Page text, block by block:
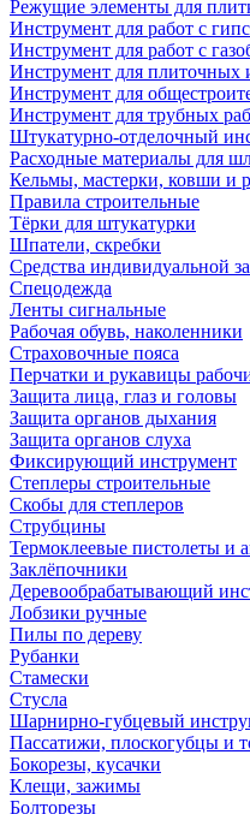
Режущие элементы для
Инструмент для работ с
Инструмент для работ с
Инструмент для плиточных
Инструмент для
Инструмент для трубных
Штукатурно-отделочный
Расходные материалы для
Кельмы, мастерки, ковши и
Правила строительные
Тёрки для штукатурки
Шпатели, скребки
Средства индивидуальной
Спецодежда
Ленты сигнальные
Рабочая обувь, наколенники
Страховочные пояса
Перчатки и рукавицы
Защита лица, глаз и головы
Защита органов дыхания
Защита органов слуха
Фиксирующий инструмент
Степлеры строительные
Скобы для степлеров
Струбцины
Термоклеевые пистолеты и
Заклёпочники
Деревообрабатывающий
Лобзики ручные
Пилы по дереву
Рубанки
Стамески
Стусла
Шарнирно-губцевый
Пассатижи, плоскогубцы и
Бокорезы, кусачки
Клещи, зажимы
Болторезы